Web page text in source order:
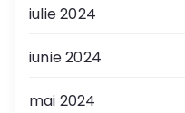
iulie 2024
iunie 2024
mai 2024